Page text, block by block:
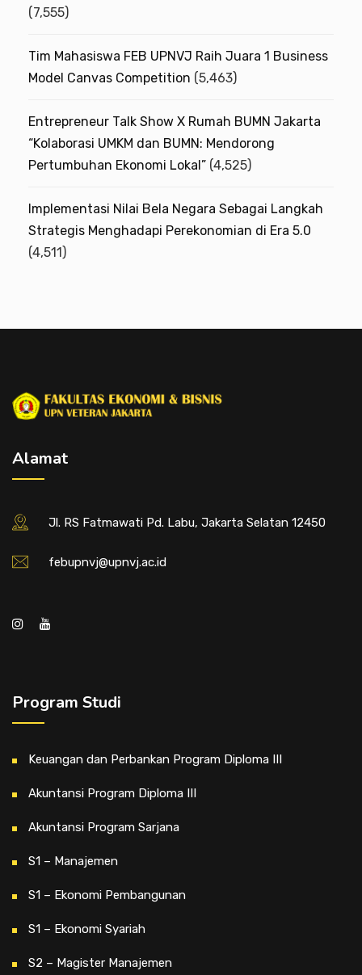
(7,555)
Tim Mahasiswa FEB UPNVJ Raih Juara 1 Business
Model Canvas Competition (5,463)
Entrepreneur Talk Show X Rumah BUMN Jakarta
“Kolaborasi UMKM dan BUMN: Mendorong
Pertumbuhan Ekonomi Lokal” (4,525)
Implementasi Nilai Bela Negara Sebagai Langkah
Strategis Menghadapi Perekonomian di Era 5.0
(4,511)
Alamat
Jl. RS Fatmawati Pd. Labu, Jakarta Selatan 12450
febupnvj@upnvj.ac.id
Program Studi
Keuangan dan Perbankan Program Diploma III
Akuntansi Program Diploma III
Akuntansi Program Sarjana
S1 – Manajemen
S1 – Ekonomi Pembangunan
S1 – Ekonomi Syariah
S2 – Magister Manajemen